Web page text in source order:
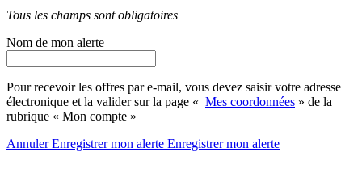
Tous les champs sont obligatoires
Nom de mon alerte
Pour recevoir les offres par e-mail, vous devez saisir votre adresse
électronique et la valider sur la page « Mes coordonnées » de la
rubrique « Mon compte »
AnnulerEnregistrer mon alerte Enregistrermon alerte